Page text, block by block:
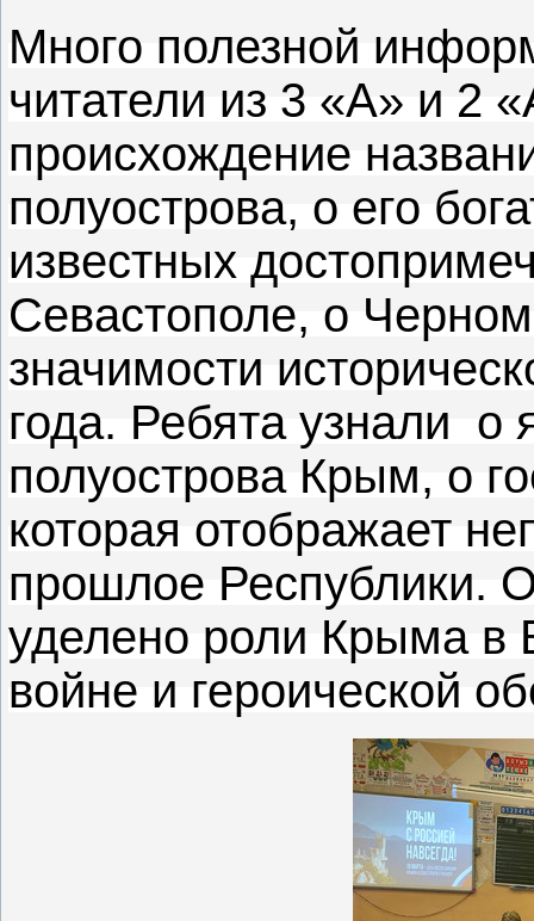
Много полезной
читатели из 3 «А» и 2
происхождение
полуострова, о его
известных
Севастополе, о
значимости
года. Ребята узнали о
полуострова Крым, о
которая отображает
прошлое Республики.
уделено роли Крыма в
войне и героической